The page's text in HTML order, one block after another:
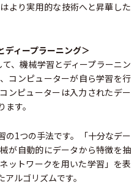
より実用的な技術へと昇華した
ディープラーニング＞
、機械学習とディープラーニン
コンピューターが自ら学習を行
ンピューターは入力されたデー
す。
1つの手法です。「十分なデー
が自動的にデータから特徴を抽
ットワークを用いた学習」を表
ルゴリズムです。